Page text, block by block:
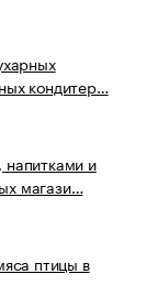
кондитер…
напитками и
магази…
птицы в